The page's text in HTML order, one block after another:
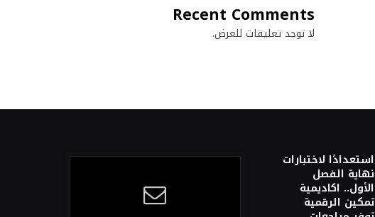
Recent Comments
لا توجد تعليقات للعرض.
استعدادًا لاختبارات
نهاية الفصل
الأول.. اكاديمية
تمكين الرقمية